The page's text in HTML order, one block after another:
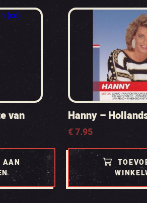
van
AAN
Hanny –
€7.95